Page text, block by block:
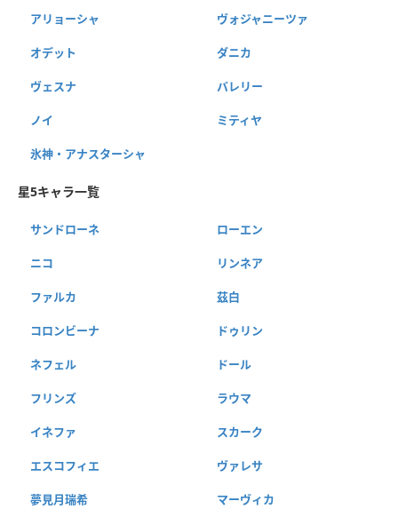
アリョーシャ ヴォジャニーツァ
オデット ダニカ
ヴェスナ バレリー
ノイ ミティヤ
氷神・アナスターシャ
星5キャラ一覧
サンドローネ ローエン
ニコ リンネア
ファルカ 茲白
コロンビーナ ドゥリン
ネフェル ドール
フリンズ ラウマ
イネファ スカーク
エスコフィエ ヴァレサ
夢見月瑞希 マーヴィカ